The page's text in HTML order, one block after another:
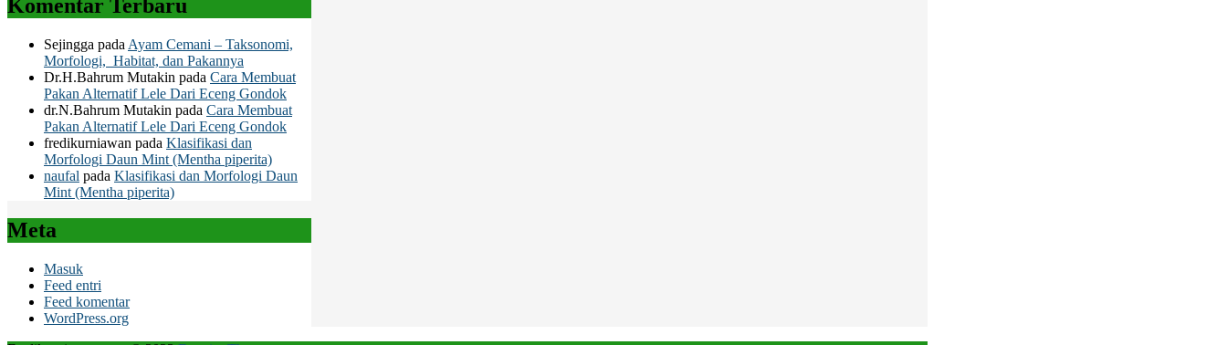
Komentar Terbaru
Sejingga pada Ayam Cemani – Taksonomi,
Morfologi, Habitat, dan Pakannya
Dr.H.Bahrum Mutakin pada Cara Membuat
Pakan Alternatif Lele Dari Eceng Gondok
dr.N.Bahrum Mutakin pada Cara Membuat
Pakan Alternatif Lele Dari Eceng Gondok
fredikurniawan pada Klasifikasi dan
Morfologi Daun Mint (Mentha piperita)
naufal pada Klasifikasi dan Morfologi Daun
Mint (Mentha piperita)
Meta
Masuk
Feed entri
Feed komentar
WordPress.org